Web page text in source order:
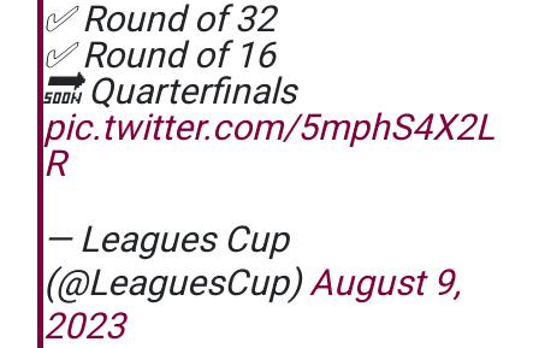
✅ Round of 32
✅ Round of 16
🔜 Quarterfinals
pic.twitter.com/5mphS4X2L
R
— Leagues Cup
(@LeaguesCup)August 9,
2023